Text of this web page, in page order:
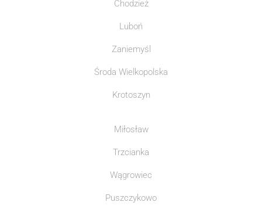
Chodzież
Luboń
Zaniemyśl
Środa Wielkopolska
Krotoszyn
Miłosław
Trzcianka
Wągrowiec
Puszczykowo